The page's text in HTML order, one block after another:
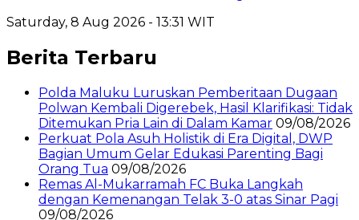
Saturday, 8 Aug 2026 - 13:31 WIT
Berita Terbaru
Polda Maluku Luruskan Pemberitaan Dugaan
Polwan Kembali Digerebek, Hasil Klarifikasi: Tidak
Ditemukan Pria Lain di Dalam Kamar 09/08/2026
Perkuat Pola Asuh Holistik di Era Digital, DWP
Bagian Umum Gelar Edukasi Parenting Bagi
Orang Tua 09/08/2026
Remas Al-Mukarramah FC Buka Langkah
dengan Kemenangan Telak 3-0 atas Sinar Pagi
09/08/2026